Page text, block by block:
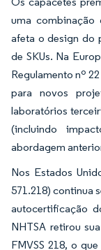
uma combinação
afeta o design do
de SKUs. Na
Regulamento nº
para novos
laboratórios
(incluindo
abordagem
Nos Estados
571.218) continua
autocertificação
NHTSA retirou
FMVSS 218, o